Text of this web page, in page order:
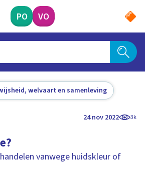
PO VO
welvaart en samenleving
24 nov 2022 3k
vanwege huidskleur of